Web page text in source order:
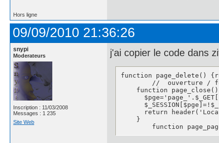
Hors ligne
09/09/2010 21:36:26
snypi
Moderateurs
Inscription : 11/03/2008
Messages : 1 235
Site Web
j'ai copier le code dans
function page_delete()
function
return
    }
function